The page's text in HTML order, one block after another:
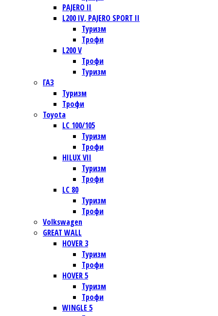
PAJERO II
L200 IV, PAJERO SPORT II
Туризм
Трофи
L200 V
Трофи
Туризм
ГАЗ
Туризм
Трофи
Toyota
LC 100/105
Туризм
Трофи
HILUX VII
Туризм
Трофи
LC 80
Туризм
Трофи
Volkswagen
GREAT WALL
HOVER 3
Туризм
Трофи
HOVER 5
Туризм
Трофи
WINGLE 5